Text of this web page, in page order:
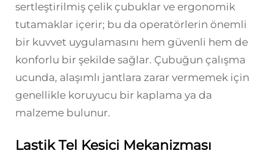
sertleştirilmiş çelik çubuklar ve ergonomik
tutamaklar içerir; bu da operatörlerin önemli
bir kuvvet uygulamasını hem güvenli hem de
konforlu bir şekilde sağlar. Çubuğun çalışma
ucunda, alaşımlı jantlara zarar vermemek için
genellikle koruyucu bir kaplama ya da
malzeme bulunur.
Lastik Tel Kesici Mekanizması